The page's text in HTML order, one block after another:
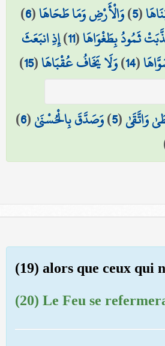
(
5
)وَالْأَرْضِ وَمَا طَحَاهَا(
6
)
ثَمُودُ بِطَغْوَاهَا(
11
)إِذِ انبَعَثَ
(
14
)وَلَا يَخَافُ عُقْبَاهَا(
15
)
وَاتَّقَىٰ(
5
)وَصَدَّقَ بِالْحُسْنَىٰ(
6
)
(19) alors que ceux qui
(20) Le Feu se